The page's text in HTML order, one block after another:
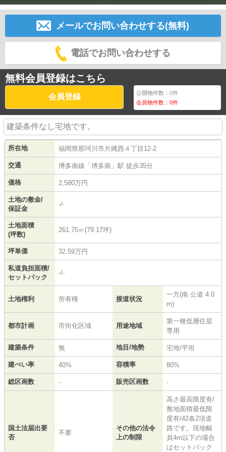
メールでお問い合わせする(無料)
電話でお問い合わせする
無料会員登録はこちら
会員登録 公開物件数：0件
会員物件数：0件
建築条件なし宅地です。
所在地 福岡県那珂川市片縄西 ４丁目12-2
交通 博多南線 「 博多南 」駅 徒歩35分
価格 2,580万円
土地の敷金/
保証金
-/-
土地面積
(坪数)
261.75㎡(79.17坪)
坪単価 32.59万円
私道負担面積/
セットバック
-/-
土地権利 所有権 接道状況
一方(南 公道 4.0
m)
都市計画 市街化区域 用途地域
第一種低層住居
専用
建築条件 無 地目/地勢 宅地/平坦
建ぺい率 40% 容積率 80%
総区画数 - 販売区画数 -
国土法届出要
否
不要
その他の法令
上の制限
高さ最高限度有/
敷地面積最低限
度有/42条2項道
路です。現地幅
員4m以下の場合
はセットバック